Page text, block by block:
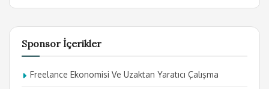
Sponsor İçerikler
Freelance Ekonomisi Ve Uzaktan Yaratıcı Çalışma